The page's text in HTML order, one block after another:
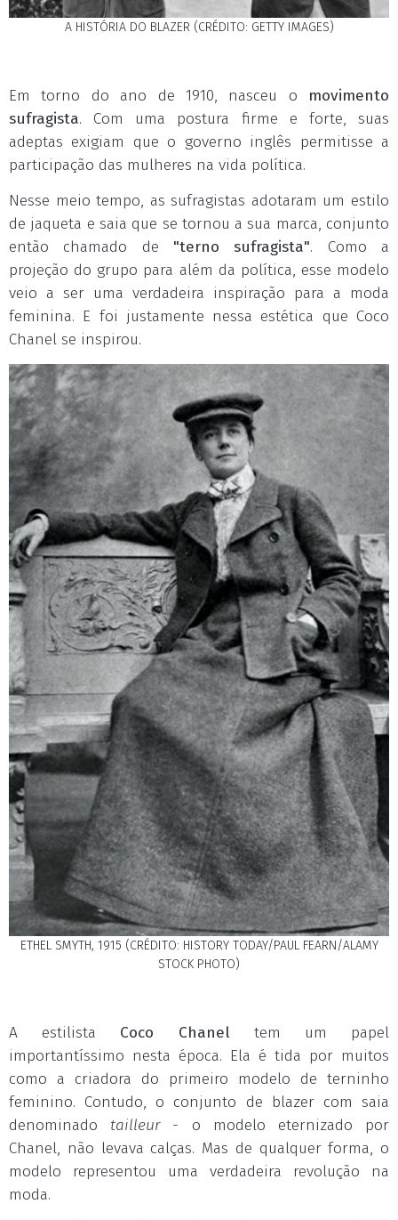
A HISTÓRIA DO BLAZER (CRÉDITO: GETTY IMAGES)
Em torno do ano de 1910, nasceu o movimento
sufragista. Com uma postura firme e forte, suas
adeptas exigiam que o governo inglês permitisse a
participação das mulheres na vida política.
Nesse meio tempo, as sufragistas adotaram um estilo
de jaqueta e saia que se tornou a sua marca, conjunto
então chamado de "terno sufragista". Como a
projeção do grupo para além da política, esse modelo
veio a ser uma verdadeira inspiração para a moda
feminina. E foi justamente nessa estética que Coco
Chanel se inspirou.
ETHEL SMYTH, 1915 (CRÉDITO: HISTORY TODAY/PAUL FEARN/ALAMY
STOCK PHOTO)
A estilista Coco Chaneltem um papel
importantíssimo nesta época. Ela é tida por muitos
como a criadora do primeiro modelo de terninho
feminino. Contudo, o conjunto de blazer com saia
denominado tailleur- o modelo eternizado por
Chanel, não levava calças. Mas de qualquer forma, o
modelo representou uma verdadeira revolução na
moda.